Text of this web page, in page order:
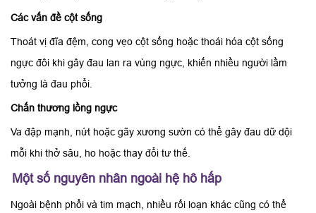
Các vấn đề cột sống
Thoát vị đĩa đệm, cong vẹo cột sống hoặc thoái hóa cột sống
ngực đôi khi gây đau lan ra vùng ngực, khiến nhiều người lầm
tưởng là đau phổi.
Chấn thương lồng ngực
Va đập mạnh, nứt hoặc gãy xương sườn có thể gây đau dữ dội
mỗi khi thở sâu, ho hoặc thay đổi tư thế.
Một số nguyên nhân ngoài hệ hô hấp
Ngoài bệnh phổi và tim mạch, nhiều rối loạn khác cũng có thể